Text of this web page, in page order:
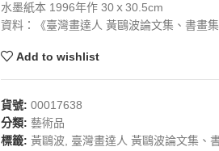
水墨紙本 1996年作 30ｘ30.5cm
資料：《臺灣畫達人 黃鷗波論文集、書畫
Add to wishlist
貨號: 00017638
分類: 藝術品
標籤: 黃鷗波, 臺灣畫達人 黃鷗波論文集、